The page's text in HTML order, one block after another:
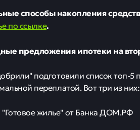
способы накопления
по ссылке.
предложения ипотеки на
подготовили список топ-
переплатой. Вот три из них:
жилье" от Банка ДОМ.РФ